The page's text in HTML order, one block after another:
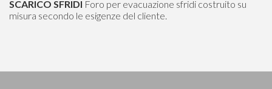
SCARICO SFRIDI Foro per evacuazione sfridi costruito su
misura secondo le esigenze del cliente.